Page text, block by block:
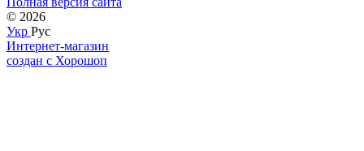
© 2026
Укр Рус
Интернет-магазин
создан с Хорошоп